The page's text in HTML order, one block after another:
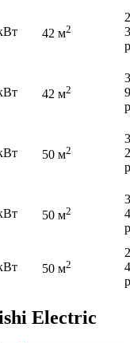
42 м2
42 м2
50 м2
50 м2
50 м2
Electric